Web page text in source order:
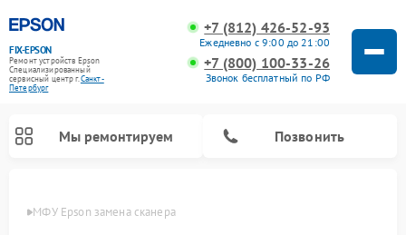
FIX-EPSON
Ремонт устройств Epson
Специализированный
cервисный центр г.Санкт-
Петербург
+7 (812) 426-52-93
Ежедневно с 9:00 до 21:00
+7 (800) 100-33-26
Звонок бесплатный по РФ
Мы ремонтируем Позвонить
МФУ Epson замена сканера